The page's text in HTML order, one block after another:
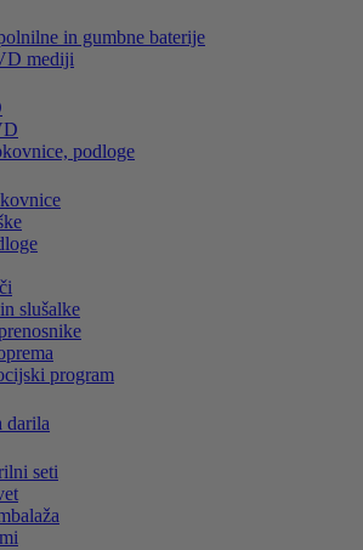
in gumbne baterije
mediji
podloge
slušalke
program
darila
seti